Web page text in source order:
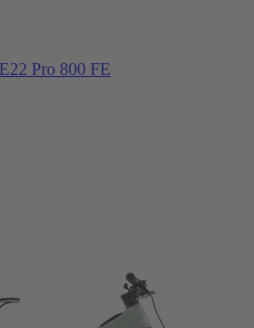
Pro 800 FE